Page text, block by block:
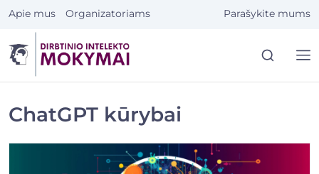
Eiti
turinio
Apie mus Organizatoriams Parašykite mums
ChatGPT kūrybai